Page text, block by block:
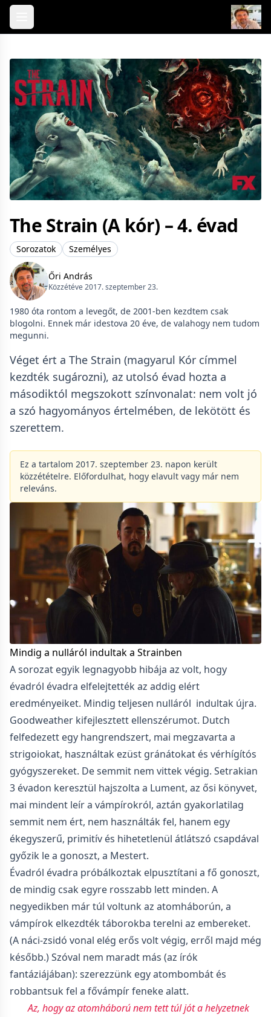
Skip to content
The Strain (A kór) – 4. évad
Sorozatok Személyes
Őri András
Közzétéve 2017. szeptember 23.
1980 óta rontom a levegőt, de 2001-ben kezdtem csak
blogolni. Ennek már idestova 20 éve, de valahogy nem tudom
megunni.
Véget ért a The Strain (magyarul Kór címmel
kezdték sugározni), az utolsó évad hozta a
másodiktól megszokott színvonalat: nem volt jó
a szó hagyományos értelmében, de lekötött és
szerettem.
Ez a tartalom 2017. szeptember 23. napon került
közzétételre. Előfordulhat, hogy elavult vagy már nem
releváns.
Mindig a nulláról indultak a Strainben
A sorozat egyik legnagyobb hibája az volt, hogy
évadról évadra elfelejtették az addig elért
eredményeiket. Mindig teljesen nulláról indultak újra.
Goodweather kifejlesztett ellenszérumot. Dutch
felfedezett egy hangrendszert, mai megzavarta a
strigoiokat, használtak ezüst gránátokat és vérhígítós
gyógyszereket. De semmit nem vittek végig. Setrakian
3 évadon keresztül hajszolta a Lument, az ősi könyvet,
mai mindent leír a vámpírokról, aztán gyakorlatilag
semmit nem ért, nem használták fel, hanem egy
ékegyszerű, primitív és hihetetlenül átlátszó csapdával
győzik le a gonoszt, a Mestert.
Évadról évadra próbálkoztak elpusztítani a fő gonoszt,
de mindig csak egyre rosszabb lett minden. A
negyedikben már túl voltunk az atomháborún, a
vámpírok elkezdték táborokba terelni az embereket.
(A náci-zsidó vonal elég erős volt végig, erről majd még
később.) Szóval nem maradt más (az írók
fantáziájában): szerezzünk egy atombombát és
robbantsuk fel a fővámpír feneke alatt.
Az, hogy az atomháború nem tett túl jót a helyzetnek